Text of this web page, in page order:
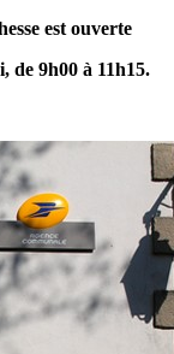
est ouverte
de 9h00 à 11h15.